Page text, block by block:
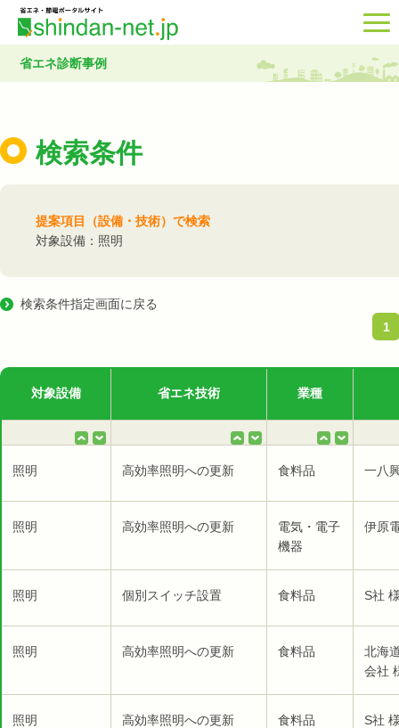
省エネ診断事例
検索条件
提案項目（設備・技術）で検索
対象設備：照明
検索条件指定画面に戻る
1
対象設備 省エネ技術 業種
照明 高効率照明への更新 食料品 一八
照明 高効率照明への更新
電気・電子
機器
伊原
照明 個別スイッチ設置 食料品 S社
照明 高効率照明への更新 食料品
北海
会社
照明 高効率照明への更新 食料品 S社